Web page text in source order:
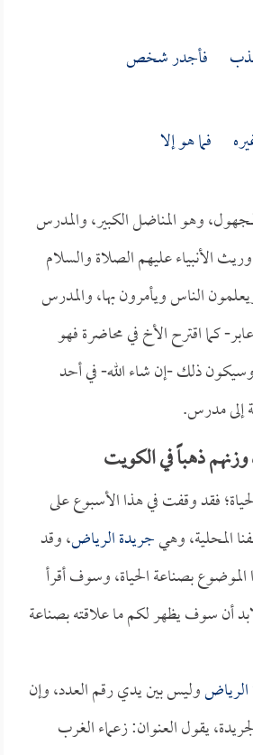
لمعذب فأجدر شخص
فما هو إلا
وهو المناضل الكبير، والمدرس
الأنبياء عليهم الصلاة والسلام
الناس ويأمرون بها، والمدرس
كما اقترح الأخ في محاضرة فهو
ذلك -إن شاء الله- في أحد
إلى مدرس.
ذهباً في الكويت
فقد وقفت في هذا الأسبوع على
المحلية، وهيجريدة الرياض، وقد
بصناعة الحياة، وسوف أقرأ
أن سوف يظهر لكم ما علاقته بصناعة
وليس بين يدي رقم العدد، وإن
يقول العنوان: زعماء الغرب